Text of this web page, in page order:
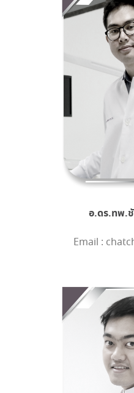
อ.ดร.ทพ.
Email :